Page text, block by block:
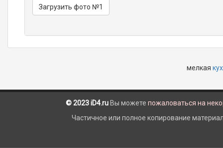
Загрузить фото №1
мелкая
© 2023 iD4.ruВы можете пожаловаться на
Частичное или полное копирование